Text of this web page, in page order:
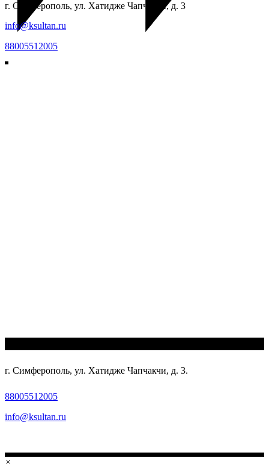
г. Симферополь, ул. Хатидже Чапчакчи, д. 3
info@ksultan.ru
88005512005
г. Симферополь, ул. Хатидже Чапчакчи, д. 3.
88005512005
info@ksultan.ru
×